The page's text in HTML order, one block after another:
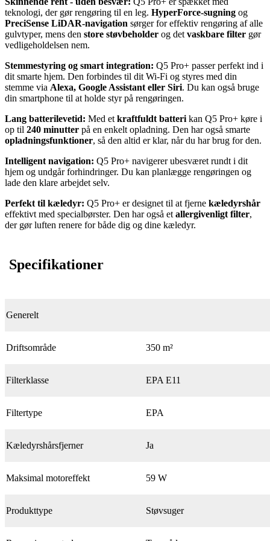
teknologi, der gør rengøring til en leg. HyperForce-sugning og
PreciSense LiDAR-navigation sørger for effektiv rengøring af alle
gulvtyper, mens den store støvbeholder og det vaskbare filter gør
vedligeholdelsen nem.
Stemmestyring og smart integration: Q5 Pro+ passer perfekt ind i
dit smarte hjem. Den forbindes til dit Wi-Fi og styres med din
stemme via Alexa, Google Assistant eller Siri. Du kan også bruge
din smartphone til at holde styr på rengøringen.
Lang batterilevetid: Med et kraftfuldt batteri kan Q5 Pro+ køre i
op til 240 minutter på en enkelt opladning. Den har også smarte
opladningsfunktioner, så den altid er klar, når du har brug for den.
Intelligent navigation: Q5 Pro+ navigerer ubesværet rundt i dit
hjem og undgår forhindringer. Du kan planlægge rengøringen og
lade den klare arbejdet selv.
Perfekt til kæledyr: Q5 Pro+ er designet til at fjerne kæledyrshår
effektivt med specialbørster. Den har også et allergivenligt filter,
der gør luften renere for både dig og dine kæledyr.
Specifikationer
Generelt
Driftsområde 350 m²
Filterklasse EPA E11
Filtertype EPA
Kæledyrshårsfjerner Ja
Maksimal motoreffekt 59 W
Produkttype Støvsuger